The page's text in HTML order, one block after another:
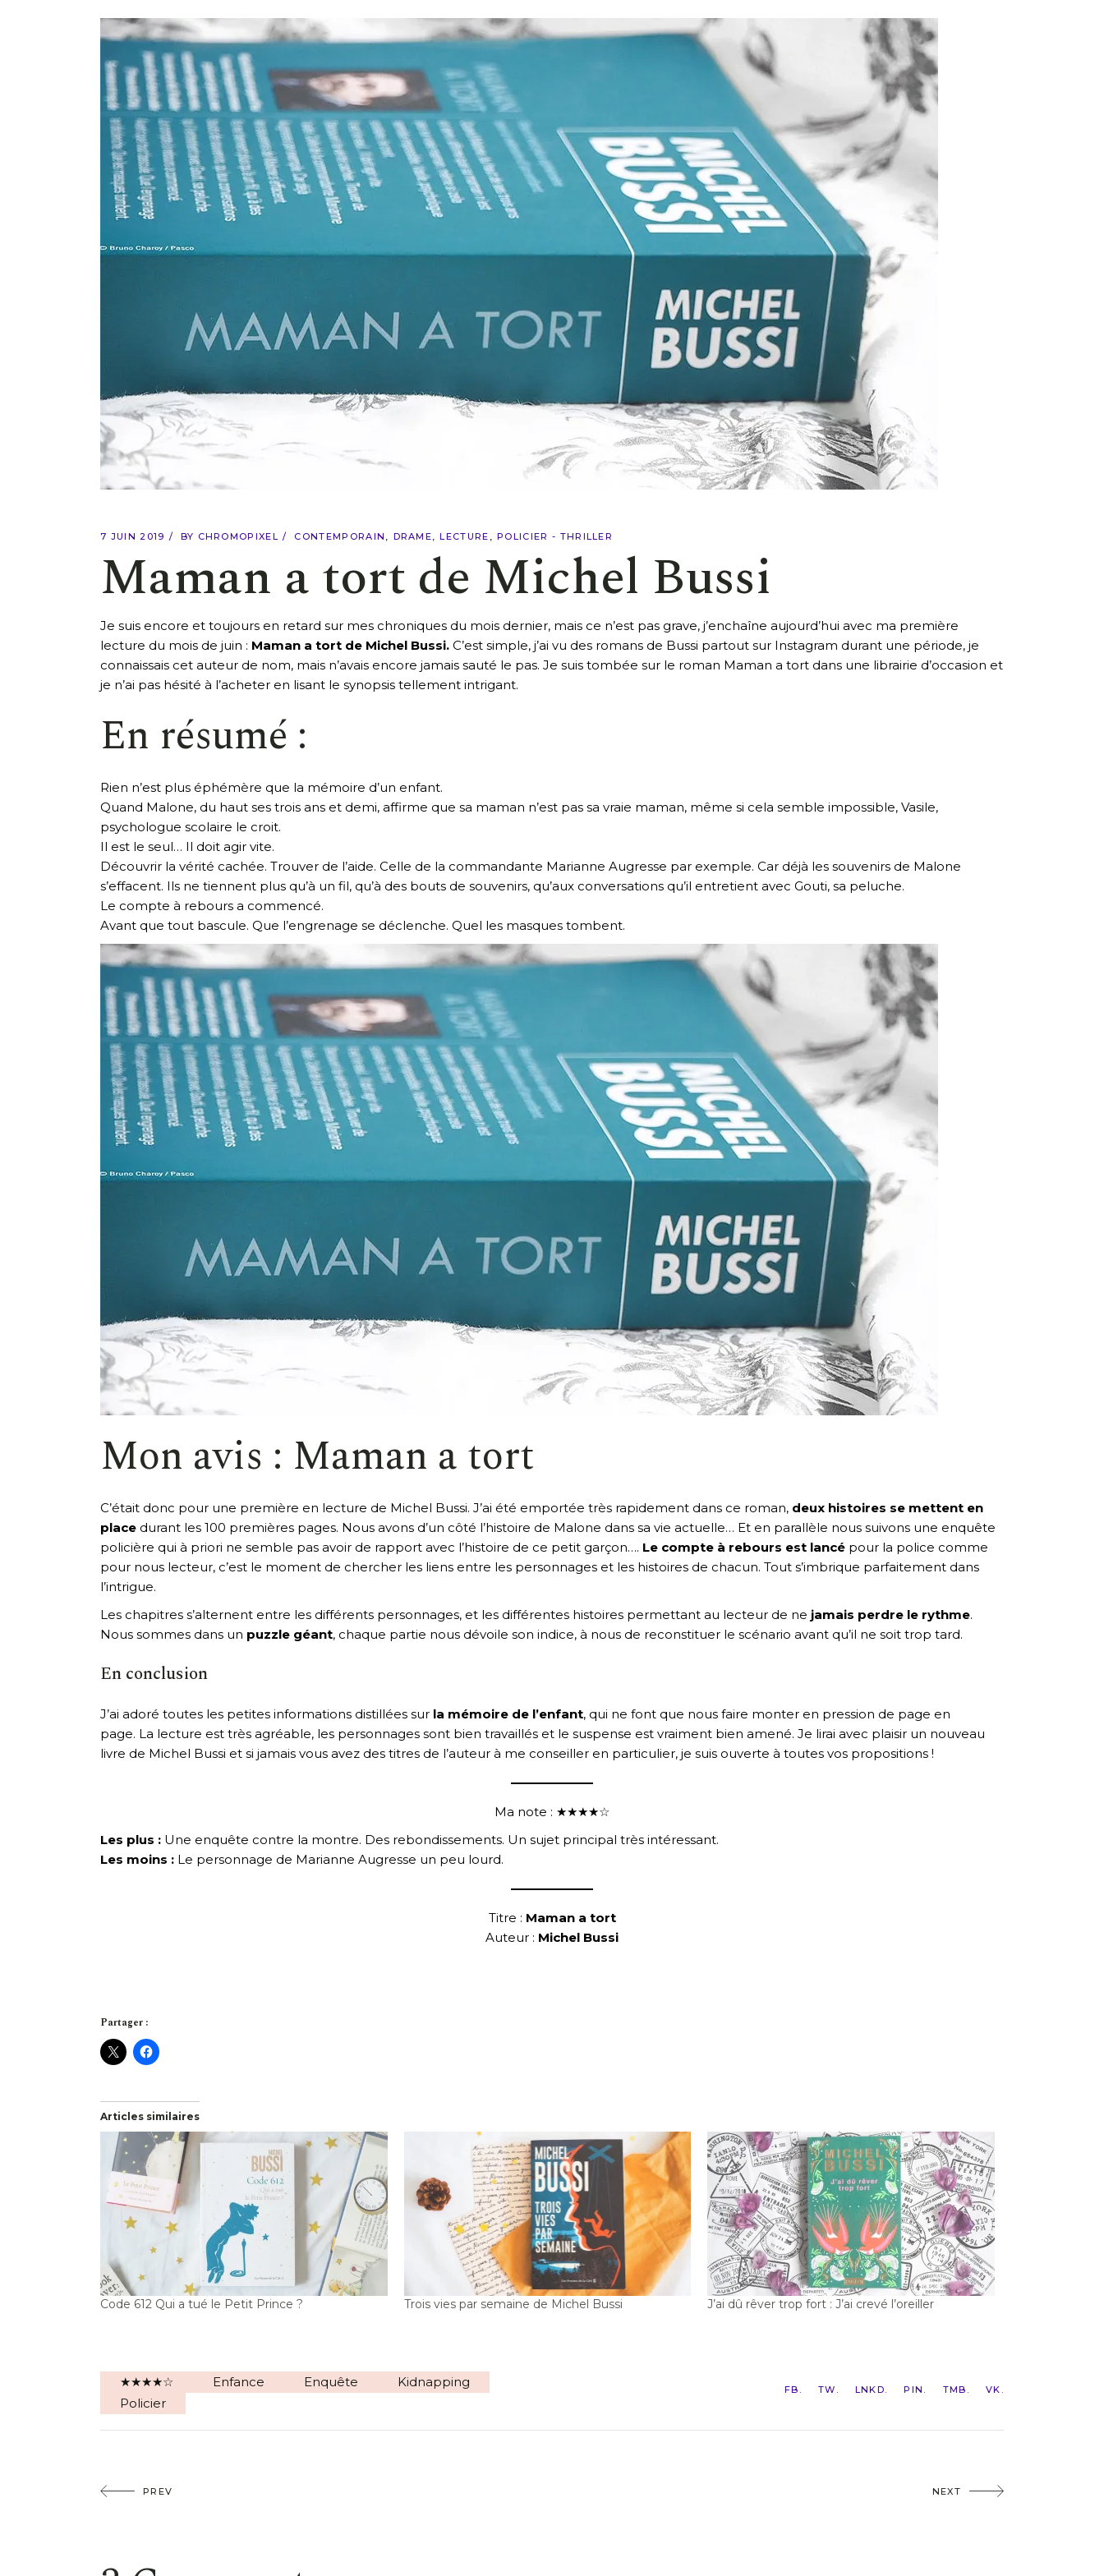
Romans Graphiques
SF – Fantastique –
Fantasy
Challenges Littéraires
7 JUIN 2019 BY CHROMOPIXEL CONTEMPORAIN DRAME LECTURE POLICIER - THRILLER
Maman a tort de Michel Bussi
Je suis encore et toujours en retard sur mes chroniques du mois dernier, mais ce n’est pas grave, j’enchaîne aujourd’hui avec ma première
lecture du mois de juin : Maman a tort de Michel Bussi. C’est simple, j’ai vu des romans de Bussi partout sur Instagram durant une période, je
connaissais cet auteur de nom, mais n’avais encore jamais sauté le pas. Je suis tombée sur le roman Maman a tort dans une librairie d’occasion et
je n’ai pas hésité à l’acheter en lisant le synopsis tellement intrigant.
En résumé :
Rien n’est plus éphémère que la mémoire d’un enfant.
Quand Malone, du haut ses trois ans et demi, affirme que sa maman n’est pas sa vraie maman, même si cela semble impossible, Vasile,
psychologue scolaire le croit.
Il est le seul… Il doit agir vite.
Découvrir la vérité cachée. Trouver de l’aide. Celle de la commandante Marianne Augresse par exemple. Car déjà les souvenirs de Malone
s’effacent. Ils ne tiennent plus qu’à un fil, qu’à des bouts de souvenirs, qu’aux conversations qu’il entretient avec Gouti, sa peluche.
Le compte à rebours a commencé.
Avant que tout bascule. Que l’engrenage se déclenche. Quel les masques tombent.
Mon avis : Maman a tort
C’était donc pour une première en lecture de Michel Bussi. J’ai été emportée très rapidement dans ce roman, deux histoires se mettent en
place durant les 100 premières pages. Nous avons d’un côté l’histoire de Malone dans sa vie actuelle… Et en parallèle nous suivons une enquête
policière qui à priori ne semble pas avoir de rapport avec l’histoire de ce petit garçon…. Le compte à rebours est lancé pour la police comme
pour nous lecteur, c’est le moment de chercher les liens entre les personnages et les histoires de chacun. Tout s’imbrique parfaitement dans
l’intrigue.
Les chapitres s’alternent entre les différents personnages, et les différentes histoires permettant au lecteur de ne jamais perdre le rythme.
Nous sommes dans un puzzle géant, chaque partie nous dévoile son indice, à nous de reconstituer le scénario avant qu’il ne soit trop tard.
En conclusion
J’ai adoré toutes les petites informations distillées sur la mémoire de l’enfant, qui ne font que nous faire monter en pression de page en
page. La lecture est très agréable, les personnages sont bien travaillés et le suspense est vraiment bien amené. Je lirai avec plaisir un nouveau
livre de Michel Bussi et si jamais vous avez des titres de l’auteur à me conseiller en particulier, je suis ouverte à toutes vos propositions !
Ma note : ★★★★☆
Les plus : Une enquête contre la montre. Des rebondissements. Un sujet principal très intéressant.
Les moins : Le personnage de Marianne Augresse un peu lourd.
Titre : Maman a tort
Auteur : Michel Bussi
Partager :
Articles similaires
Code 612 Qui a tué le Petit Prince ? Trois vies par semaine de Michel Bussi J’ai dû rêver trop fort : J’ai crevé l’oreiller
★★★★☆ Enfance Enquête
Kidnapping
Policier
FB TW LNKD PIN TMB VK
PREV NEXT